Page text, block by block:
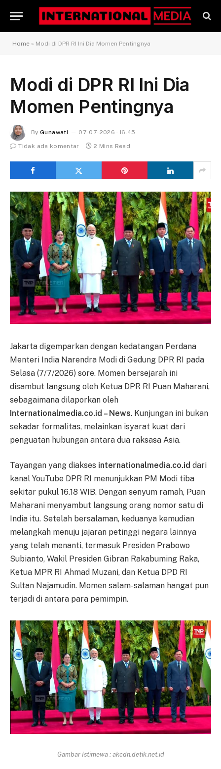
Home » Modi di DPR RI Ini Dia Momen Pentingnya
Modi di DPR RI Ini Dia
Momen Pentingnya
By Gunawati
07-07-2026 - 16.45
Tidak ada komentar
2 Mins Read
Jakarta digemparkan dengan kedatangan Perdana
Menteri India Narendra Modi di Gedung DPR RI pada
Selasa (7/7/2026) sore. Momen bersejarah ini
disambut langsung oleh Ketua DPR RI Puan Maharani,
sebagaimana dilaporkan oleh
Internationalmedia.co.id – News. Kunjungan ini bukan
sekadar formalitas, melainkan isyarat kuat dari
penguatan hubungan antara dua raksasa Asia.
Tayangan yang diakses internationalmedia.co.id dari
kanal YouTube DPR RI menunjukkan PM Modi tiba
sekitar pukul 16.18 WIB. Dengan senyum ramah, Puan
Maharani menyambut langsung orang nomor satu di
India itu. Setelah bersalaman, keduanya kemudian
melangkah menuju jajaran petinggi negara lainnya
yang telah menanti, termasuk Presiden Prabowo
Subianto, Wakil Presiden Gibran Rakabuming Raka,
Ketua MPR RI Ahmad Muzani, dan Ketua DPD RI
Sultan Najamudin. Momen salam-salaman hangat pun
terjadi di antara para pemimpin.
Gambar Istimewa : akcdn.detik.net.id